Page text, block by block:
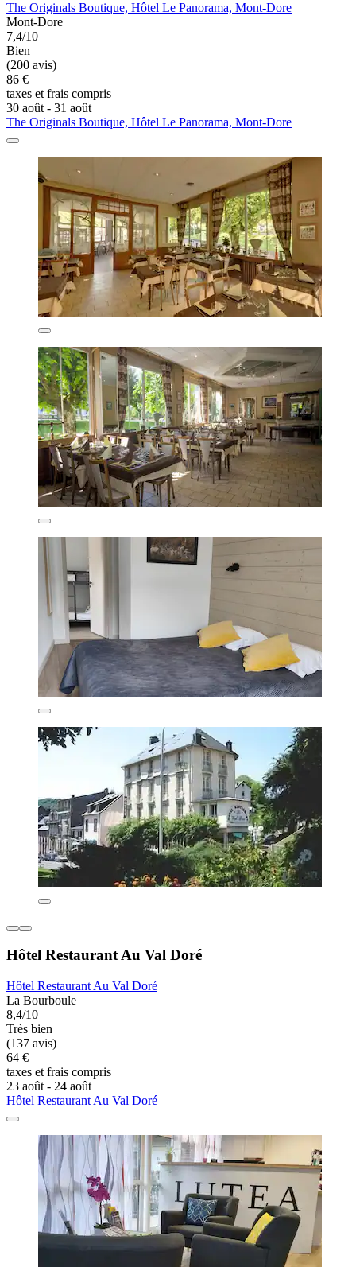
The Originals Boutique, Hôtel Le Panorama, Mont-Dore
Mont-Dore
7,4/10
Bien
(200 avis)
86 €
taxes et frais compris
30 août - 31 août
The Originals Boutique, Hôtel Le Panorama, Mont-Dore
Hôtel Restaurant Au Val Doré
Hôtel Restaurant Au Val Doré
La Bourboule
8,4/10
Très bien
(137 avis)
64 €
taxes et frais compris
23 août - 24 août
Hôtel Restaurant Au Val Doré